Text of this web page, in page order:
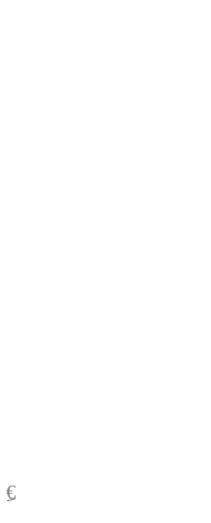
€ 24,09